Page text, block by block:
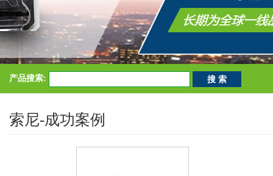
产品搜索:
索尼-成功案例